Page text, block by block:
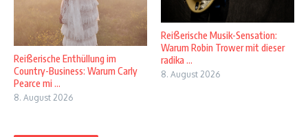
Reißerische Enthüllung im
Country-Business: Warum Carly
Pearce mi ...
8. August 2026
Reißerische Musik-Sensation:
Warum Robin Trower mit dieser
radika ...
8. August 2026